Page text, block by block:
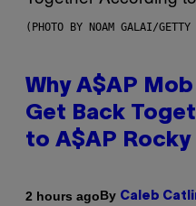
(PHOTO BY NOAM GALAI/
Why A$AP
Get Back
to A$AP Rocky
2 hours agoBy Caleb